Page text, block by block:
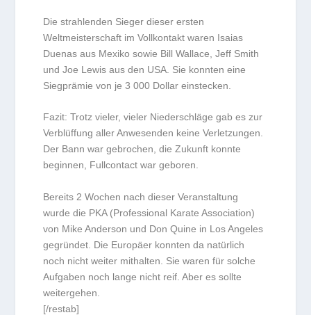
Die strahlenden Sieger dieser ersten
Weltmeisterschaft im Vollkontakt waren Isaias
Duenas aus Mexiko sowie Bill Wallace, Jeff Smith
und Joe Lewis aus den USA. Sie konnten eine
Siegprämie von je 3 000 Dollar einstecken.
Fazit: Trotz vieler, vieler Niederschläge gab es zur
Verblüffung aller Anwesenden keine Verletzungen.
Der Bann war gebrochen, die Zukunft konnte
beginnen, Fullcontact war geboren.
Bereits 2 Wochen nach dieser Veranstaltung
wurde die PKA (Professional Karate Association)
von Mike Anderson und Don Quine in Los Angeles
gegründet. Die Europäer konnten da natürlich
noch nicht weiter mithalten. Sie waren für solche
Aufgaben noch lange nicht reif. Aber es sollte
weitergehen.
[/restab]